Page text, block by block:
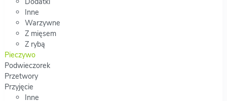
Inne
Warzywne
Z mięsem
Z rybą
Pieczywo
Podwieczorek
Przetwory
Przyjęcie
Inne